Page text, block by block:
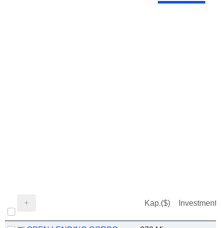
Kap.($) Investment